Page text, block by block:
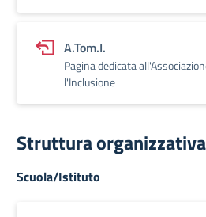
A.Tom.I.
Pagina dedicata
l'Inclusione
Struttura organizzativa
Scuola/Istituto